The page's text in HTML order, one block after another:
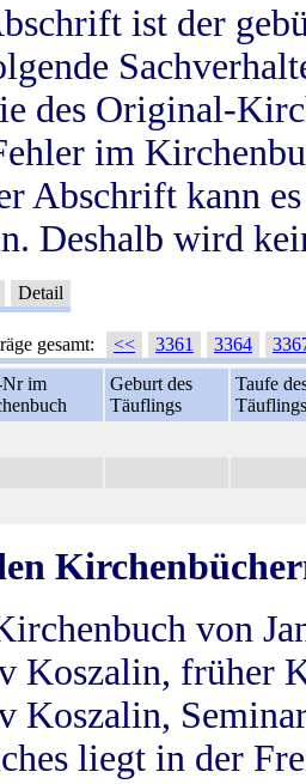
ist der
des Original-
im
Abschrift kann
Deshalb wird
Detail
gesamt: << 3361 3364
im
Geburt des
Täuflings
Taufe
Täuflings
von
Koszalin, früher
Koszalin,
liegt in der